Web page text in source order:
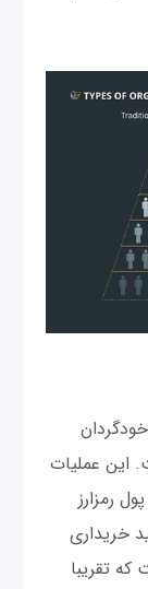
این عملیات
رمزارز
خریداری
تقریبا